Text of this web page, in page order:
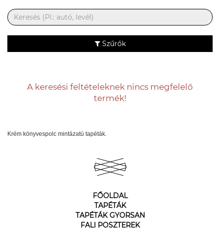
Szűrők
A keresési feltételeknek nincs megfelelő
termék!
Krém könyvespolc mintázatú tapéták.
FŐOLDAL
TAPÉTÁK
TAPÉTÁK GYORSAN
FALI POSZTEREK